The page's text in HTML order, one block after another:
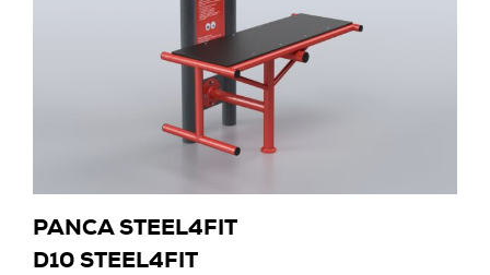
PANCA STEEL4FIT
D10 STEEL4FIT